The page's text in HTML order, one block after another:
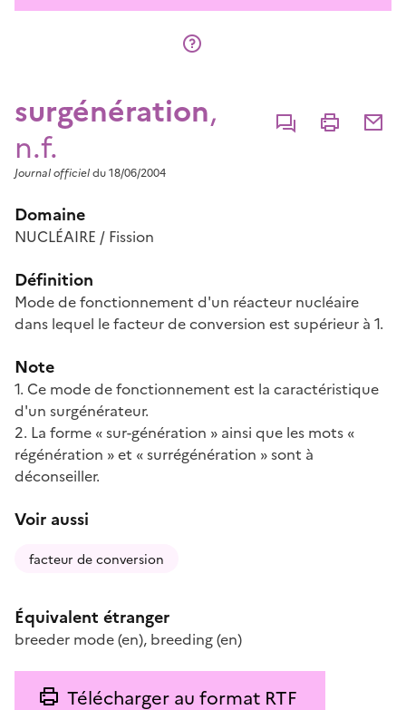
surgénération,
n.f.
CommenterImprimer
Journal officieldu 18/06/2004
Domaine
NUCLÉAIRE / Fission
Définition
Mode de fonctionnement d'un réacteur nucléaire
dans lequel le facteur de conversion est supérieur à 1.
Note
1. Ce mode de fonctionnement est la caractéristique
d'un surgénérateur.
2. La forme « sur-génération » ainsi que les mots «
régénération » et « surrégénération » sont à
déconseiller.
Voir aussi
facteur de conversion
Équivalent étranger
breeder mode(en), breeding(en)
Télécharger au format RTF